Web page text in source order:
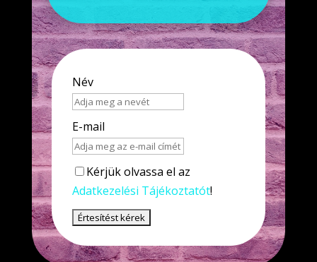
Név
E-mail
Kérjük olvassa el az
Adatkezelési Tájékoztatót!